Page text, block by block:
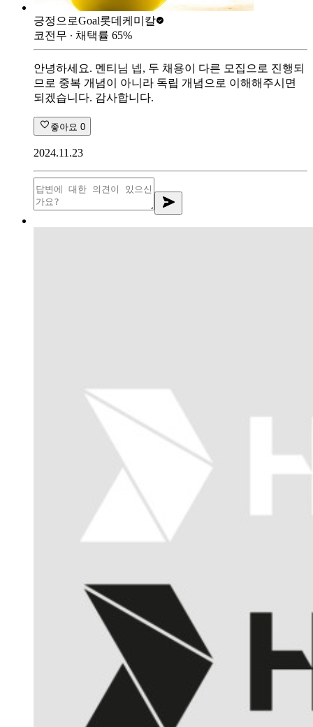
긍정으로Goal롯데케미칼
코전무 ∙ 채택률 65%
안녕하세요. 멘티님 넵, 두 채용이 다른 모집으로 진행되
므로 중복 개념이 아니라 독립 개념으로 이해해주시면
되겠습니다. 감사합니다.
좋아요 0
2024.11.23